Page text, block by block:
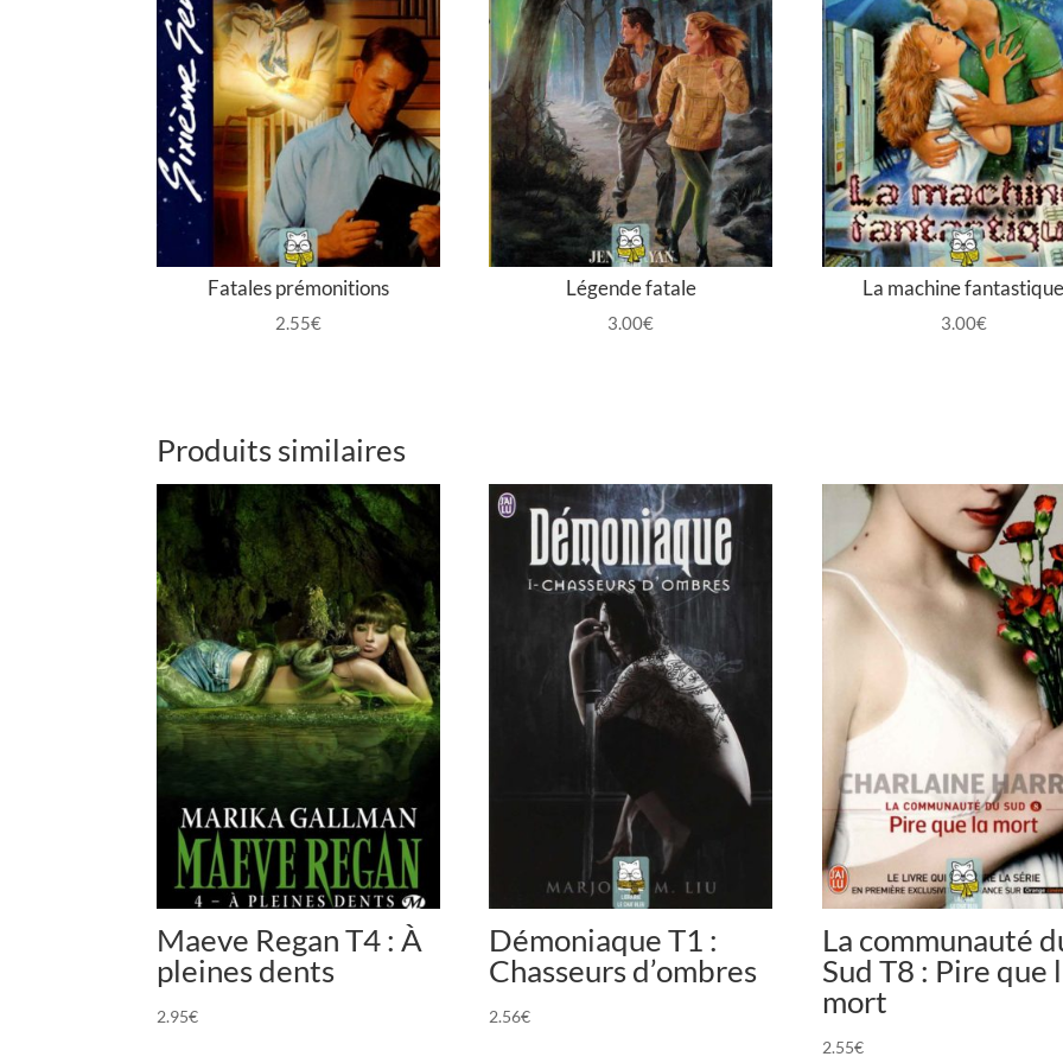
Fatales prémonitions
2.55€
Légende fatale
3.00€
La machine
3.00€
Produits similaires
Maeve Regan T4 : À
pleines dents
2.95€
Démoniaque T1 :
Chasseurs d’ombres
2.56€
La communauté
Sud T8 : Pire que
mort
2.55€